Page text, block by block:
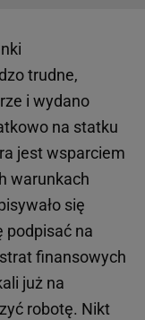
trudne,
i wydano
na statku
jest wsparciem
warunkach
się
podpisać na
finansowych
już na
robotę. Nikt